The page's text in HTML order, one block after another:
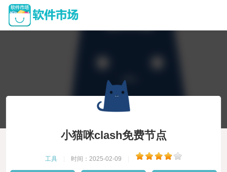
小猫咪clash免费节点
工具 时间：2025-02-09